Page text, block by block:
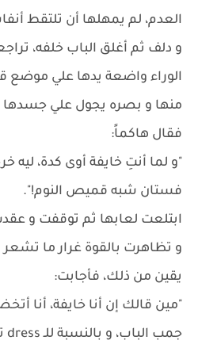
العدم، لم يمهلها أن تلتقط
و دلف ثم أغلق الباب خلفه،
الوراء واضعة يدها علي موضع
منها و بصره يجول علي جسدها
فقال هاكماً:
"و لما أنتِ خايفة أوى كدة، ليه
فستان شبه قميص النوم!".
ابتلعت لعابها ثم توقفت و
و تظاهرت بالقوة غرار ما
يقين من ذلك، فأجابت:
"مين قالك إن أنا خايفة، أنا